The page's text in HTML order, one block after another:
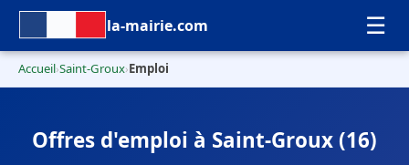
la-mairie.com ☰
Accueil›Saint-Groux›Emploi
Offres d'emploi à Saint-Groux (16)